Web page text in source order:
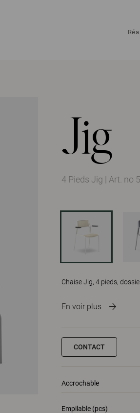
Jig
4 Pieds Jig | Art. no
Chaise Jig, 4 pieds,
En voir plus
CONTACT
Accrochable
Empilable (pcs)